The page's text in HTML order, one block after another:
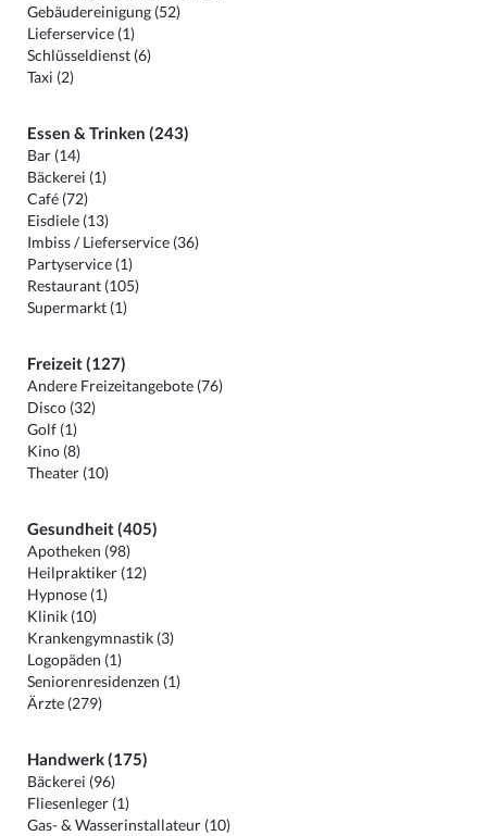
Gebäudereinigung (52)
Lieferservice (1)
Schlüsseldienst (6)
Taxi (2)
Essen & Trinken (243)
Bar (14)
Bäckerei (1)
Café (72)
Eisdiele (13)
Imbiss / Lieferservice (36)
Partyservice (1)
Restaurant (105)
Supermarkt (1)
Freizeit (127)
Andere Freizeitangebote (76)
Disco (32)
Golf (1)
Kino (8)
Theater (10)
Gesundheit (405)
Apotheken (98)
Heilpraktiker (12)
Hypnose (1)
Klinik (10)
Krankengymnastik (3)
Logopäden (1)
Seniorenresidenzen (1)
Ärzte (279)
Handwerk (175)
Bäckerei (96)
Fliesenleger (1)
Gas- & Wasserinstallateur (10)